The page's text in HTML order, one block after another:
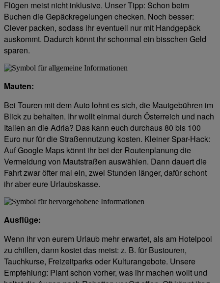
Flügen meist nicht inklusive. Unser Tipp: Schon beim
Buchen die Gepäckregelungen checken. Noch besser:
Clever packen, sodass ihr eventuell nur mit Handgepäck
auskommt. Dadurch könnt ihr schonmal ein bisschen Geld
sparen.
Mauten:
Bei Touren mit dem Auto lohnt es sich, die Mautgebühren im
Blick zu behalten. Ihr wollt einmal durch Österreich und nach
Italien an die Adria? Das kann euch durchaus 80 bis 100
Euro nur für die Straßennutzung kosten. Kleiner Spar-Hack:
Auf Google Maps könnt ihr bei der Routenplanung die
Vermeidung von Mautstraßen auswählen. Dann dauert die
Fahrt zwar öfter mal ein, zwei Stunden länger, dafür schont
ihr aber eure Urlaubskasse.
Ausflüge:
Wenn ihr von eurem Urlaub mehr erwartet, als am Hotelpool
zu chillen, dann kostet das meist: z. B. für Bustouren,
Tauchkurse, Freizeitparks oder Kulturangebote. Unsere
Empfehlung: Plant schon vorher, was ihr machen wollt und